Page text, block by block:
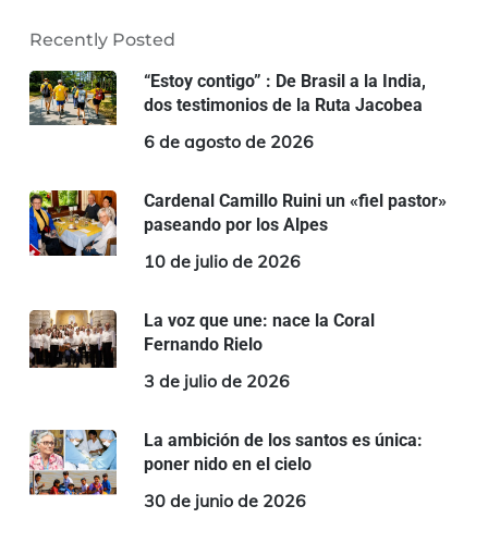
Recently Posted
“Estoy contigo” : De Brasil a la India,
dos testimonios de la Ruta Jacobea
6 de agosto de 2026
Cardenal Camillo Ruini un «fiel pastor»
paseando por los Alpes
10 de julio de 2026
La voz que une: nace la Coral
Fernando Rielo
3 de julio de 2026
La ambición de los santos es única:
poner nido en el cielo
30 de junio de 2026